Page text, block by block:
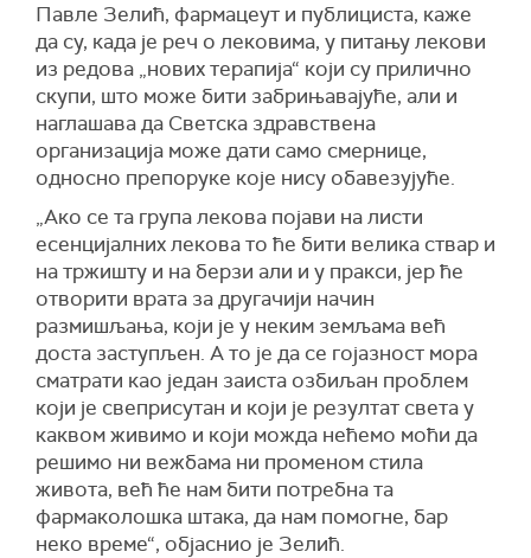
Павле Зелић, фармацеут и публициста, каже
да су, када је реч о лековима, у питању лекови
из редова „нових терапија“ који су прилично
скупи, што може бити забрињавајуће, али и
наглашава да Светска здравствена
организација може дати само смернице,
односно препоруке које нису обавезујуће.
„Ако се та група лекова појави на листи
есенцијалних лекова то ће бити велика ствар и
на тржишту и на берзи али и у пракси, јер ће
отворити врата за другачији начин
размишљања, који је у неким земљама већ
доста заступљен. А то је да се гојазност мора
сматрати као један заиста озбиљан проблем
који је свеприсутан и који је резултат света у
каквом живимо и који можда нећемо моћи да
решимо ни вежбама ни променом стила
живота, већ ће нам бити потребна та
фармаколошка штака, да нам помогне, бар
неко време“, објаснио је Зелић.